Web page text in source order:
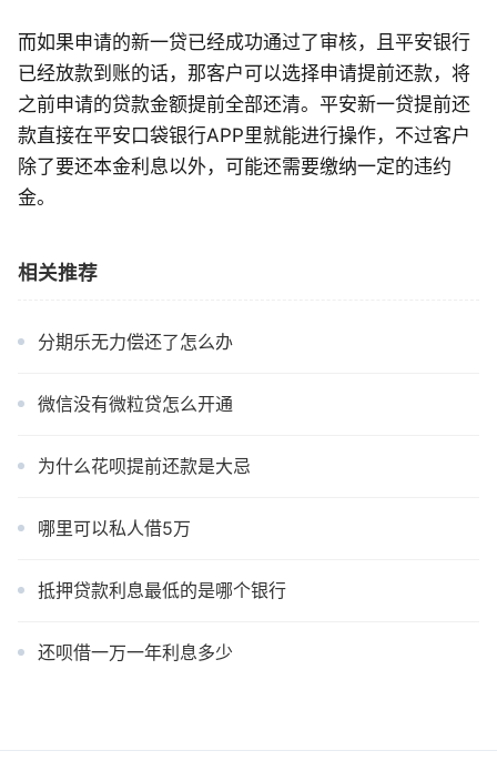
而如果申请的新一贷已经成功通过了审核，且平安银行
已经放款到账的话，那客户可以选择申请提前还款，将
之前申请的贷款金额提前全部还清。平安新一贷提前还
款直接在平安口袋银行APP里就能进行操作，不过客户
除了要还本金利息以外，可能还需要缴纳一定的违约
金。
相关推荐
分期乐无力偿还了怎么办
微信没有微粒贷怎么开通
为什么花呗提前还款是大忌
哪里可以私人借5万
抵押贷款利息最低的是哪个银行
还呗借一万一年利息多少